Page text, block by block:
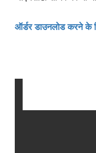
ऑर्डर डाउनलोड करने के